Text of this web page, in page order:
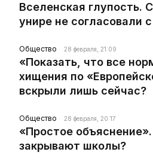
Вселенская глупость.
унире не согласовали
Общество 28 февраля, 21:09
«Показать, что все
хищения по
вскрыли лишь сейчас?
Общество 28 февраля, 20:17
«Простое
закрывают школы?